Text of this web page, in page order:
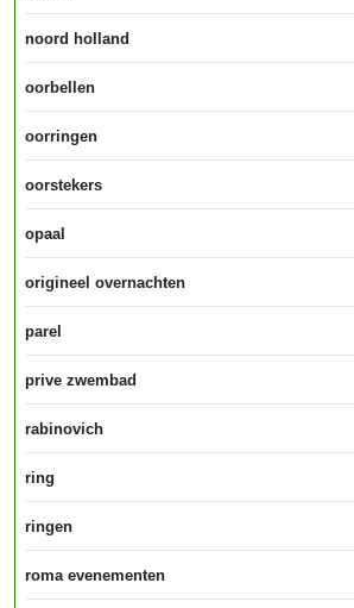
noord holland
oorbellen
oorringen
oorstekers
opaal
origineel overnachten
parel
prive zwembad
rabinovich
ring
ringen
roma evenementen